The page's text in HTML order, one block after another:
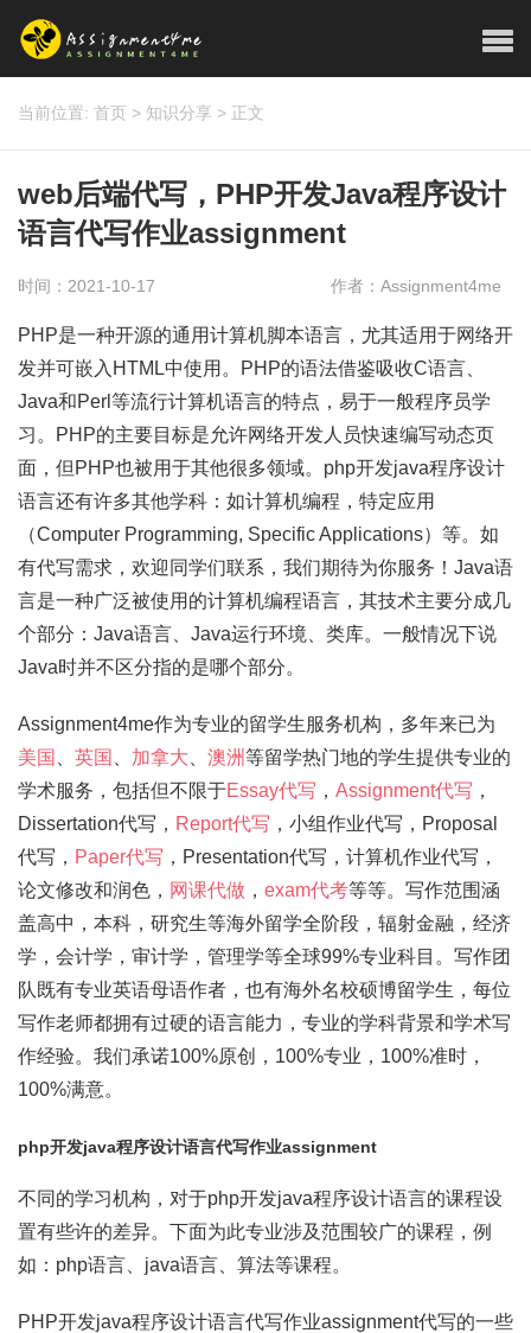
当前位置: 首页 > 知识分享 > 正文
web后端代写，PHP开发Java程序设计
语言代写作业assignment
时间：2021-10-17 作者：Assignment4me
PHP是一种开源的通用计算机脚本语言，尤其适用于网络开
发并可嵌入HTML中使用。PHP的语法借鉴吸收C语言、
Java和Perl等流行计算机语言的特点，易于一般程序员学
习。PHP的主要目标是允许网络开发人员快速编写动态页
面，但PHP也被用于其他很多领域。php开发java程序设计
语言还有许多其他学科：如计算机编程，特定应用
（Computer Programming, Specific Applications）等。如
有代写需求，欢迎同学们联系，我们期待为你服务！Java语
言是一种广泛被使用的计算机编程语言，其技术主要分成几
个部分：Java语言、Java运行环境、类库。一般情况下说
Java时并不区分指的是哪个部分。
Assignment4me作为专业的留学生服务机构，多年来已为
美国
英国 加拿大 澳洲等留学热门地的学生提供专业的
学术服务，包括但不限于Essay代写 ， Assignment代写 ，
Dissertation代写， Report代写 ，小组作业代写，Proposal
代写， Paper代写 ，Presentation代写，计算机作业代写，
论文修改和润色， 网课代做 ， exam代考等等。写作范围涵
盖高中，本科，研究生等海外留学全阶段，辐射金融，经济
学，会计学，审计学，管理学等全球99%专业科目。写作团
队既有专业英语母语作者，也有海外名校硕博留学生，每位
写作老师都拥有过硬的语言能力，专业的学科背景和学术写
作经验。我们承诺100%原创，100%专业，100%准时，
100%满意。
php开发java程序设计语言代写作业assignment
不同的学习机构，对于php开发java程序设计语言的课程设
置有些许的差异。下面为此专业涉及范围较广的课程，例
如：php语言、java语言、算法等课程。
PHP开发java程序设计语言代写作业assignment代写的一些